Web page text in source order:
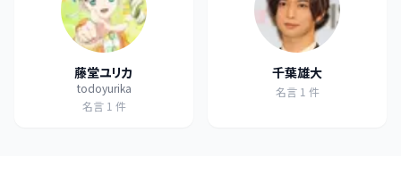
藤堂ユリカ
todoyurika
名言 1 件
千葉雄大
名言 1 件